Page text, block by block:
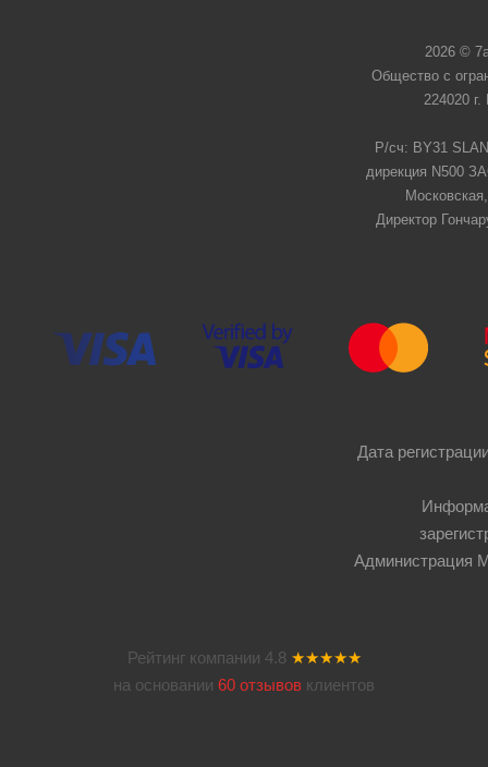
2026 ©
Общество с
224020
Р/сч: BY31
дирекция N500
Директор
Дата
Администрация
Рейтинг компании 4.8 ★★★★★
на основании 60 отзывов клиентов